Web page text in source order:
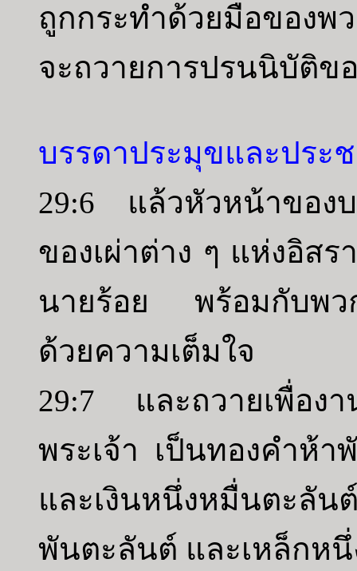
ถูกกระทำด้วยมือของพ
จะถวายการปรนนิบัติข
บรรดาประมุขและประ
29:6 แล้วหัวหน้าของ
ของเผ่าต่าง ๆ แห่งอิส
นายร้อย พร้อมกับพว
ด้วยความเต็มใจ
29:7 และถวายเพื่องา
พระเจ้า เป็นทองคำห้
และเงินหนึ่งหมื่นตะลัน
พันตะลันต์ และเหล็กห